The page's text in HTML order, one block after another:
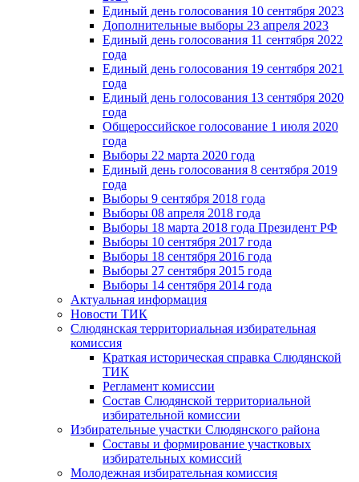
Единый день голосования 10 сентября 2023
Дополнительные выборы 23 апреля 2023
Единый день голосования 11 сентября 2022
года
Единый день голосования 19 сентября 2021
года
Единый день голосования 13 сентября 2020
года
Общероссийское голосование 1 июля 2020
года
Выборы 22 марта 2020 года
Единый день голосования 8 сентября 2019
года
Выборы 9 сентября 2018 года
Выборы 08 апреля 2018 года
Выборы 18 марта 2018 года Президент РФ
Выборы 10 сентября 2017 года
Выборы 18 сентября 2016 года
Выборы 27 сентября 2015 года
Выборы 14 сентября 2014 года
Актуальная информация
Новости ТИК
Слюдянская территориальная избирательная
комиссия
Краткая историческая справка Слюдянской
ТИК
Регламент комиссии
Состав Слюдянской территориальной
избирательной комиссии
Избирательные участки Слюдянского района
Составы и формирование участковых
избирательных комиссий
Молодежная избирательная комиссия